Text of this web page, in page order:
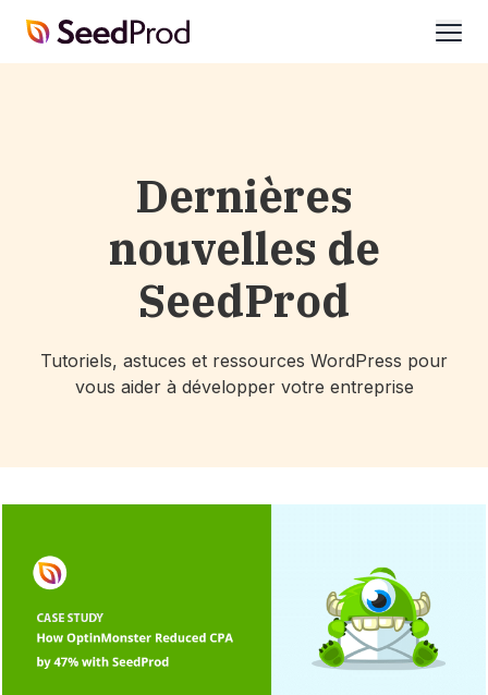
SeedProd
Dernières
nouvelles de
SeedProd
Tutoriels, astuces et ressources WordPress pour
vous aider à développer votre entreprise